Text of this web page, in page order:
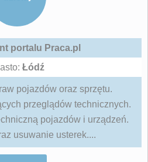
portalu Praca.pl
Łódź
pojazdów oraz sprzętu.
przeglądów technicznych.
pojazdów i urządzeń.
usuwanie usterek....